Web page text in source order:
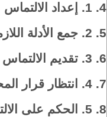
4. 1. إعداد الالتماس
5. 2. جمع الأدلة اللازمة
6. 3. تقديم الالتماس إلى المحكمة
7. 4. انتظار قرار المحكمة
8. 5. الحكم على الالتماس